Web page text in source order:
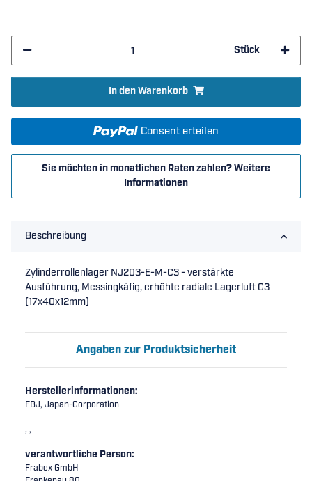
Stück
In den Warenkorb
Consent erteilen
Sie möchten in monatlichen Raten zahlen?Weitere
Informationen
Beschreibung
Zylinderrollenlager NJ203-E-M-C3 - verstärkte
Ausführung, Messingkäfig, erhöhte radiale Lagerluft C3
(17x40x12mm)
Angaben zur Produktsicherheit
Herstellerinformationen:
FBJ, Japan-Corporation
, ,
verantwortliche Person:
Frabex GmbH